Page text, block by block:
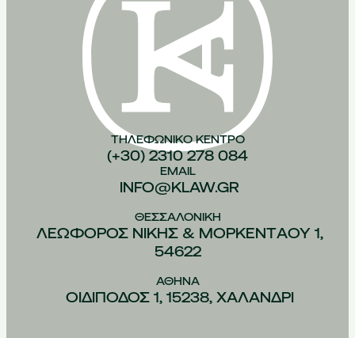
ΤΗΛΕΦΩΝΙΚO ΚEΝΤΡΟ
(+30) 2310 278 084
EMAIL
INFO@KLAW.GR
ΘΕΣΣΑΛΟΝIΚΗ
ΛΕΩΦOΡΟΣ ΝIΚΗΣ & ΜΟΡΚΕΝΤAΟΥ 1,
54622
ΑΘHΝΑ
ΟΙΔIΠΟΔΟΣ 1, 15238, ΧΑΛAΝΔΡΙ